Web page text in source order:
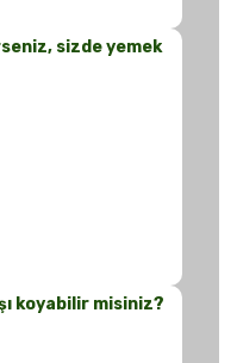
sizde yemek
koyabilir misiniz?